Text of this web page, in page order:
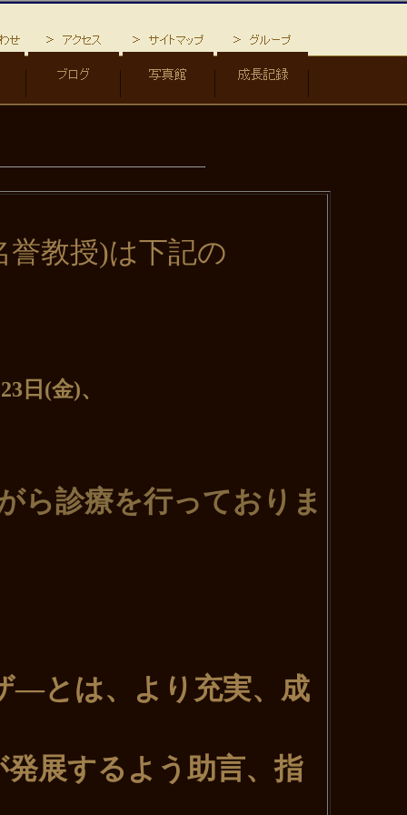
授)は下記の
金)、
ら診療を行っておりま
―とは、より充実、成
発展するよう助言、指